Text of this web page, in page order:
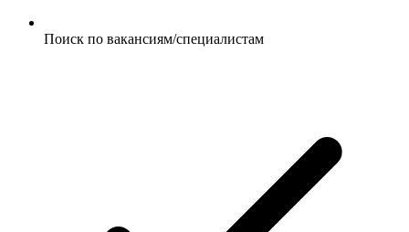
Поиск по вакансиям/специалистам